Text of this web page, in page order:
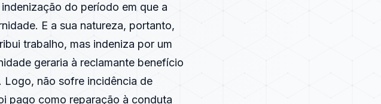
do período em que a
E a sua natureza, portanto,
trabalho, mas indeniza por um
geraria à reclamante benefício
Logo, não sofre incidência de
pago como reparação à conduta